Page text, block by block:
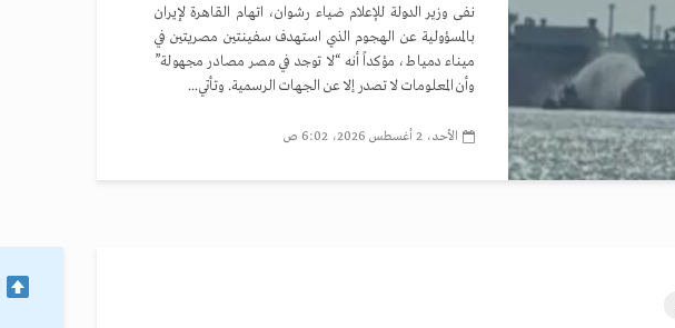
نفى وزير الدولة للإعلام ضياء رشوان، اتهام القاهرة لإيران
بالمسؤولية عن الهجوم الذي استهدف سفينتين مصريتين في
ميناء دمياط، مؤكداً أنه “لا توجد في مصر مصادر مجهولة”
وأن المعلومات لا تصدر إلا عن الجهات الرسمية. وتأتي...
الأحد، 2 أغسطس 2026، 6:02 ص